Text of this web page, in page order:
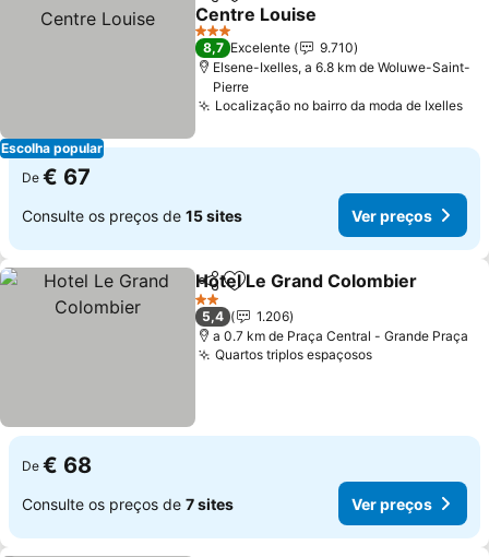
Escolha popular
Centre Louise
3 Estrelas
8,7 Excelente
9.710
Elsene-Ixelles, a 6.8 km de Woluwe-Saint-
Pierre
Localização no bairro da moda de Ixelles
De € 67
Consulte os preços de 15 sites Ver preços
PartilharAdicionar aos favoritos
Hotel Le Grand Colombier
2 Estrelas
5,4
1.206
a 0.7 km de Praça Central - Grande Praça
Quartos triplos espaçosos
De € 68
Consulte os preços de 7 sites Ver preços